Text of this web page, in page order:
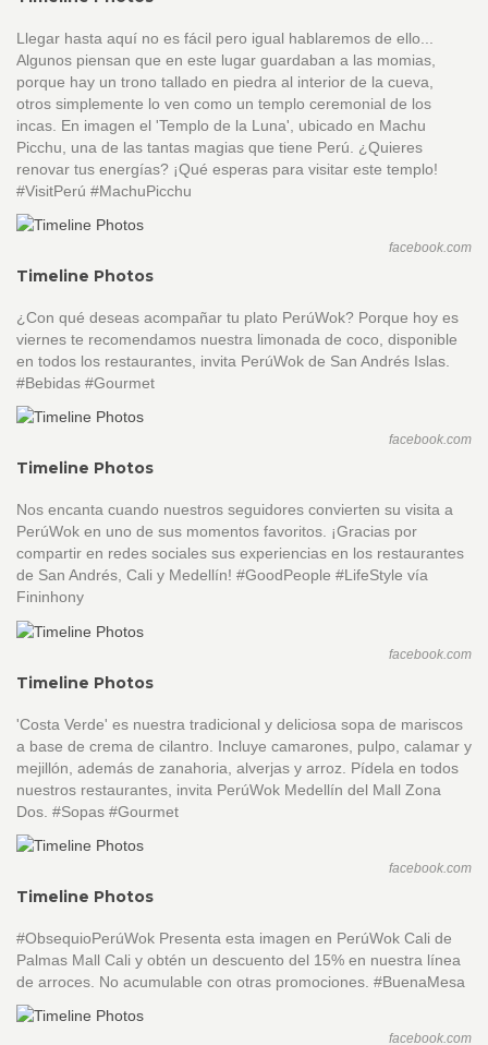
Llegar hasta aquí no es fácil pero igual hablaremos de ello...
Algunos piensan que en este lugar guardaban a las momias,
porque hay un trono tallado en piedra al interior de la cueva,
otros simplemente lo ven como un templo ceremonial de los
incas. En imagen el 'Templo de la Luna', ubicado en Machu
Picchu, una de las tantas magias que tiene Perú. ¿Quieres
renovar tus energías? ¡Qué esperas para visitar este templo!
#VisitPerú #MachuPicchu
facebook.com
Timeline Photos
¿Con qué deseas acompañar tu plato PerúWok? Porque hoy es
viernes te recomendamos nuestra limonada de coco, disponible
en todos los restaurantes, invita PerúWok de San Andrés Islas.
#Bebidas #Gourmet
facebook.com
Timeline Photos
Nos encanta cuando nuestros seguidores convierten su visita a
PerúWok en uno de sus momentos favoritos. ¡Gracias por
compartir en redes sociales sus experiencias en los restaurantes
de San Andrés, Cali y Medellín! #GoodPeople #LifeStyle vía
Fininhony
facebook.com
Timeline Photos
'Costa Verde' es nuestra tradicional y deliciosa sopa de mariscos
a base de crema de cilantro. Incluye camarones, pulpo, calamar y
mejillón, además de zanahoria, alverjas y arroz. Pídela en todos
nuestros restaurantes, invita PerúWok Medellín del Mall Zona
Dos. #Sopas #Gourmet
facebook.com
Timeline Photos
#ObsequioPerúWok Presenta esta imagen en PerúWok Cali de
Palmas Mall Cali y obtén un descuento del 15% en nuestra línea
de arroces. No acumulable con otras promociones. #BuenaMesa
facebook.com